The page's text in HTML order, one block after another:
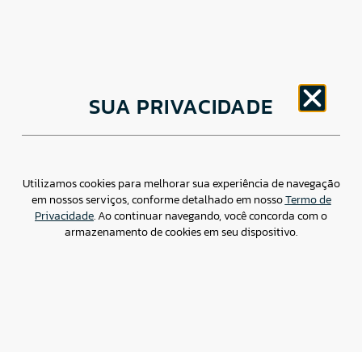
Av. Brigadeiro Faria Lima, 1779 – 5oAndar Jardim
Paulistano, São Paulo/ SP – CEP: 01452-914
Assessoria de imprensa: imprensa@csdbr.com
SUA PRIVACIDADE
Utilizamos cookies para melhorar sua experiência de navegação
em nossos serviços, conforme detalhado em nossoTermo de
Privacidade. Ao continuar navegando, você concorda com o
armazenamento de cookies em seu dispositivo.